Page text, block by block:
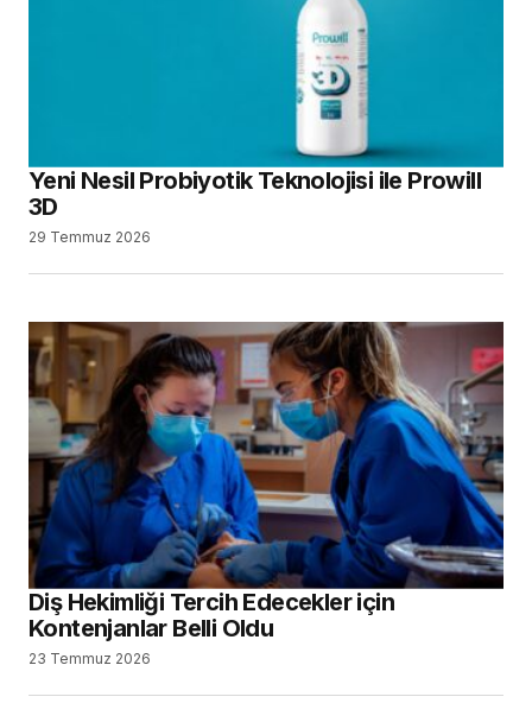
Yeni Nesil Probiyotik Teknolojisi ile Prowill
3D
29 Temmuz 2026
Diş Hekimliği Tercih Edecekler için
Kontenjanlar Belli Oldu
23 Temmuz 2026